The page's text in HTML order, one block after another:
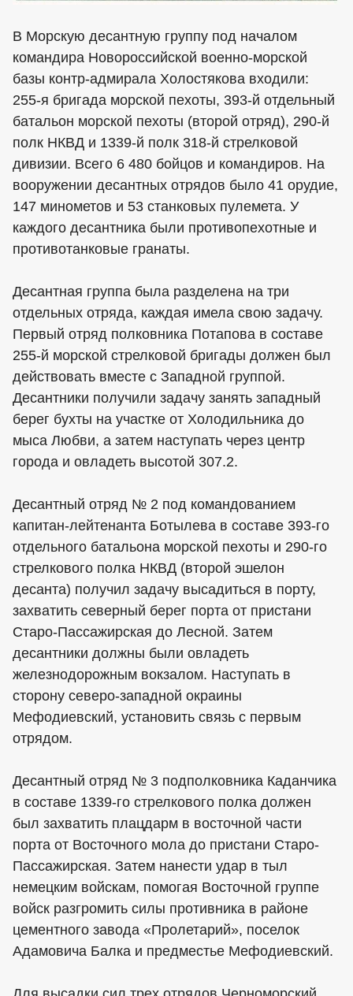
В Морскую десантную группу под началом
командира Новороссийской военно-морской
базы контр-адмирала Холостякова входили:
255-я бригада морской пехоты, 393-й отдельный
батальон морской пехоты (второй отряд), 290-й
полк НКВД и 1339-й полк 318-й стрелковой
дивизии. Всего 6 480 бойцов и командиров. На
вооружении десантных отрядов было 41 орудие,
147 минометов и 53 станковых пулемета. У
каждого десантника были противопехотные и
противотанковые гранаты.
Десантная группа была разделена на три
отдельных отряда, каждая имела свою задачу.
Первый отряд полковника Потапова в составе
255-й морской стрелковой бригады должен был
действовать вместе с Западной группой.
Десантники получили задачу занять западный
берег бухты на участке от Холодильника до
мыса Любви, а затем наступать через центр
города и овладеть высотой 307.2.
Десантный отряд № 2 под командованием
капитан-лейтенанта Ботылева в составе 393-го
отдельного батальона морской пехоты и 290-го
стрелкового полка НКВД (второй эшелон
десанта) получил задачу высадиться в порту,
захватить северный берег порта от пристани
Старо-Пассажирская до Лесной. Затем
десантники должны были овладеть
железнодорожным вокзалом. Наступать в
сторону северо-западной окраины
Мефодиевский, установить связь с первым
отрядом.
Десантный отряд № 3 подполковника Каданчика
в составе 1339-го стрелкового полка должен
был захватить плацдарм в восточной части
порта от Восточного мола до пристани Старо-
Пассажирская. Затем нанести удар в тыл
немецким войскам, помогая Восточной группе
войск разгромить силы противника в районе
цементного завода «Пролетарий», поселок
Адамовича Балка и предместье Мефодиевский.